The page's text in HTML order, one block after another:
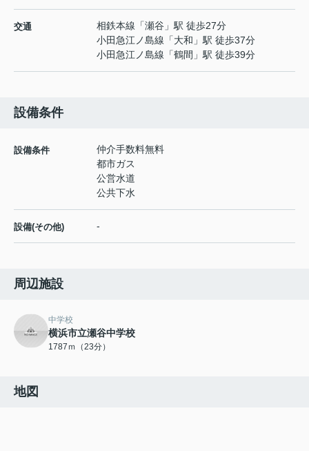
交通 相鉄本線 「瀬谷 」駅 徒歩27分
小田急江ノ島線 「大和 」駅 徒歩37分
小田急江ノ島線 「鶴間 」駅 徒歩39分
設備条件
設備条件
仲介手数料無料
都市ガス
公営水道
公共下水
設備(その他) -
周辺施設
中学校
横浜市立瀬谷中学校
1787ｍ（23分）
地図